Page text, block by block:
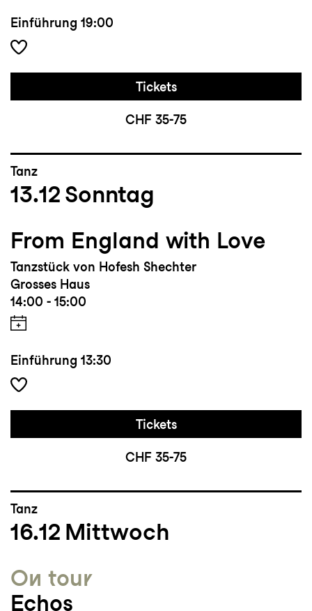
Einführung 19:00
Tickets
CHF 35-75
Tanz
13.12 Sonntag
From England with Love
Tanzstück von Hofesh Shechter
Grosses Haus
14:00 - 15:00
Einführung 13:30
Tickets
CHF 35-75
Tanz
16.12 Mittwoch
On tour
Echos